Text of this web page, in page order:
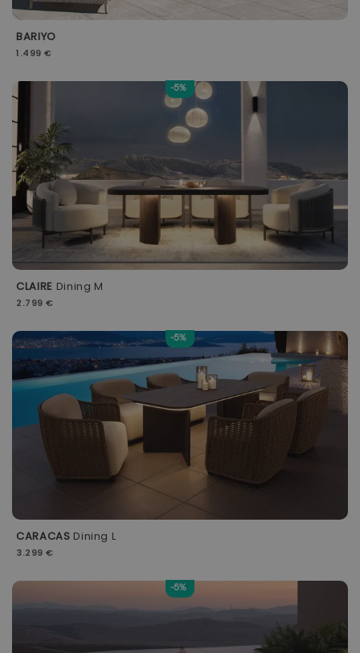
BARIYO
1.499 €
-5%
CLAIRE Dining M
2.799 €
-5%
CARACAS Dining L
3.299 €
-5%